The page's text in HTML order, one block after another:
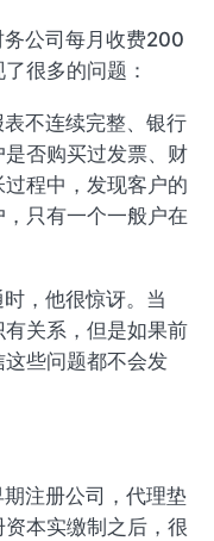
公司每月收费200
很多的问题：
不连续完整、银行
否购买过发票、财
程中，发现客户的
只有一个一般户在
，他很惊讶。当
关系，但是如果前
些问题都不会发
注册公司，代理垫
本实缴制之后，很